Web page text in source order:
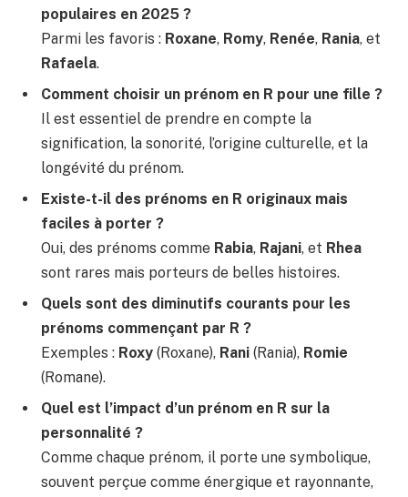
populaires en 2025 ?
Parmi les favoris : Roxane, Romy, Renée, Rania, et
Rafaela.
Comment choisir un prénom en R pour une fille ?
Il est essentiel de prendre en compte la
signification, la sonorité, l’origine culturelle, et la
longévité du prénom.
Existe-t-il des prénoms en R originaux mais
faciles à porter ?
Oui, des prénoms comme Rabia, Rajani, et Rhea
sont rares mais porteurs de belles histoires.
Quels sont des diminutifs courants pour les
prénoms commençant par R ?
Exemples : Roxy (Roxane), Rani (Rania), Romie
(Romane).
Quel est l’impact d’un prénom en R sur la
personnalité ?
Comme chaque prénom, il porte une symbolique,
souvent perçue comme énergique et rayonnante,